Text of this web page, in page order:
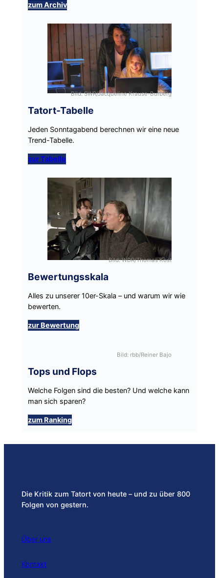
zum Archiv
Bild: SWR/Jacqueline Krause-Burberg
Tatort-Tabelle
Jeden Sonntagabend berechnen wir eine neue
Trend-Tabelle.
zur Tabelle
Bild: WDR/Thomas Kost
Bewertungsskala
Alles zu unserer 10er-Skala – und warum wir wie
bewerten.
zur Bewertung
Bild: rbb/Reiner Bajo
Tops und Flops
Welche Folgen sind die besten? Und welche kann
man sich sparen?
zum Ranking
Die Kritik zum Tatort von heute – und zu über 800
Folgen von gestern.
Über uns
Kontakt